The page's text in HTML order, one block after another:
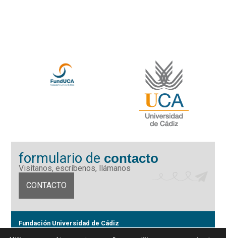
formulario de contacto
Visítanos, escríbenos, llámanos
CONTACTO
Fundación Universidad de Cádiz